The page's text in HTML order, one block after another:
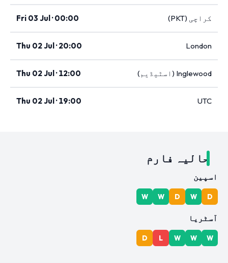
کراچی (PKT) Fri 03 Jul · 00:00
London
Thu 02 Jul · 20:00
Inglewood (اسٹیڈیم) Thu 02 Jul · 12:00
UTC
Thu 02 Jul · 19:00
حالیہ فارم
اسپین
D
W
D
W
W
آسٹریا
W
W
W
L
D